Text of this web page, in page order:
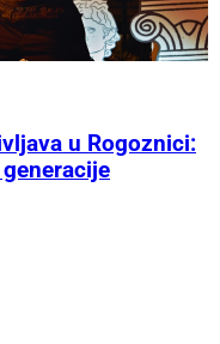
u Rogoznici: